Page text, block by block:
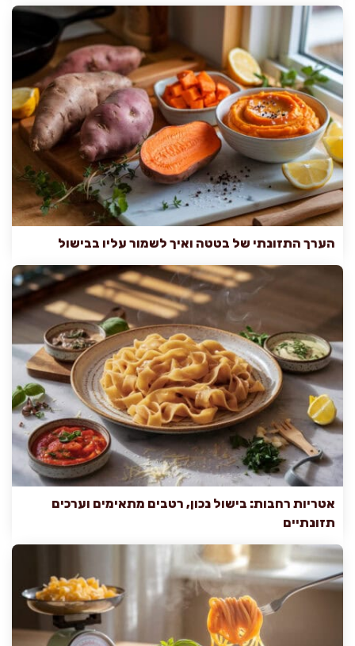
הערך התזונתי של בטטה ואיך לשמור עליו בבישול
אטריות רחבות: בישול נכון, רטבים מתאימים וערכים
תזונתיים